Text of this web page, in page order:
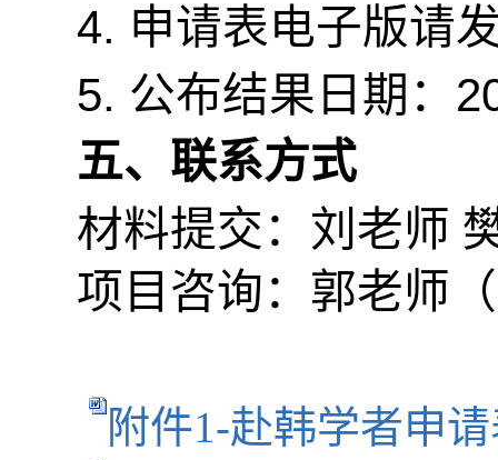
4. 申请表电子版请
5. 公布结果日期：
五、联系方式
材料提交：刘老师
项目咨询：郭老师
附件1-赴韩学者申请